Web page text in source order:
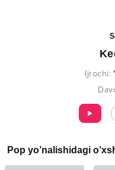
Ijrochi:
Pop yo’nalishidagi